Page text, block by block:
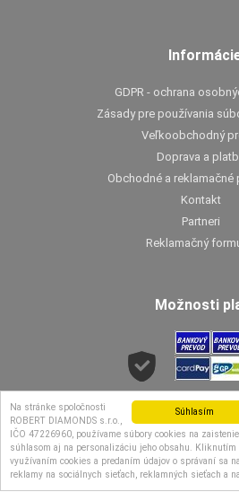
Súhlasím
Na stránke spoločnosti
ROBERT DIAMONDS s.r.o.,
IČO 47226960, používame súbory cookies na
súhlasom aj na personalizáciu jeho obsahu. Kliknutím
využívaním cookies a predaním údajov o správaní sa
reklamy na sociálnych sieťach, reklamných sieťach a
GDPR - ochrana
Zásady pre používania
Veľkoobchodný
Doprava a
Obchodné a reklamačné
Kontakt
Partneri
Reklamačný
Možnosti
Možnosti